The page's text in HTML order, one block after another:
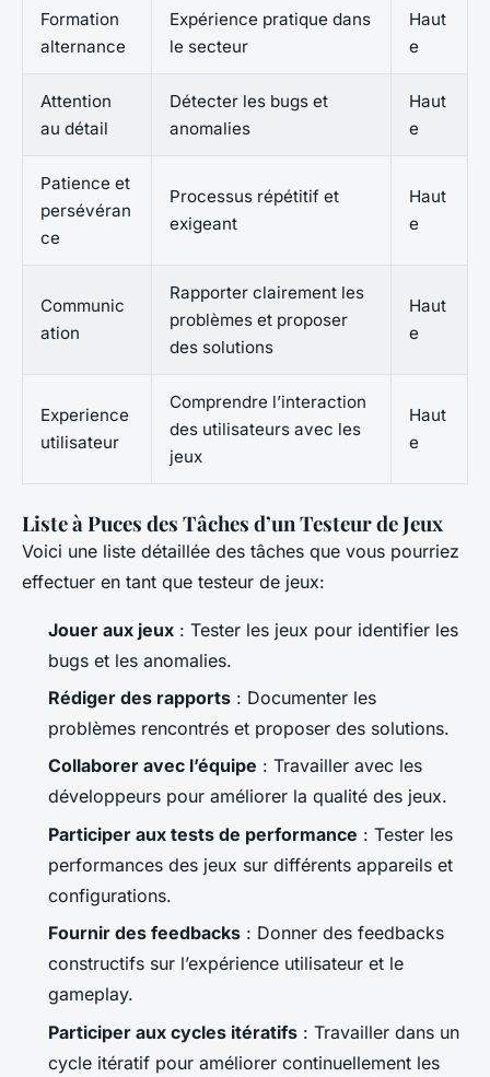
Formation
alternance
Expérience pratique dans
le secteur
Haut
e
Attention
au détail
Détecter les bugs et
anomalies
Haut
e
Patience et
persévéran
ce
Processus répétitif et
exigeant
Haut
e
Communic
ation
Rapporter clairement les
problèmes et proposer
des solutions
Haut
e
Experience
utilisateur
Comprendre l’interaction
des utilisateurs avec les
jeux
Haut
e
Liste à Puces des Tâches d’un Testeur de Jeux
Voici une liste détaillée des tâches que vous pourriez
effectuer en tant que testeur de jeux:
Jouer aux jeux : Tester les jeux pour identifier les
bugs et les anomalies.
Rédiger des rapports : Documenter les
problèmes rencontrés et proposer des solutions.
Collaborer avec l’équipe : Travailler avec les
développeurs pour améliorer la qualité des jeux.
Participer aux tests de performance : Tester les
performances des jeux sur différents appareils et
configurations.
Fournir des feedbacks : Donner des feedbacks
constructifs sur l’expérience utilisateur et le
gameplay.
Participer aux cycles itératifs : Travailler dans un
cycle itératif pour améliorer continuellement les